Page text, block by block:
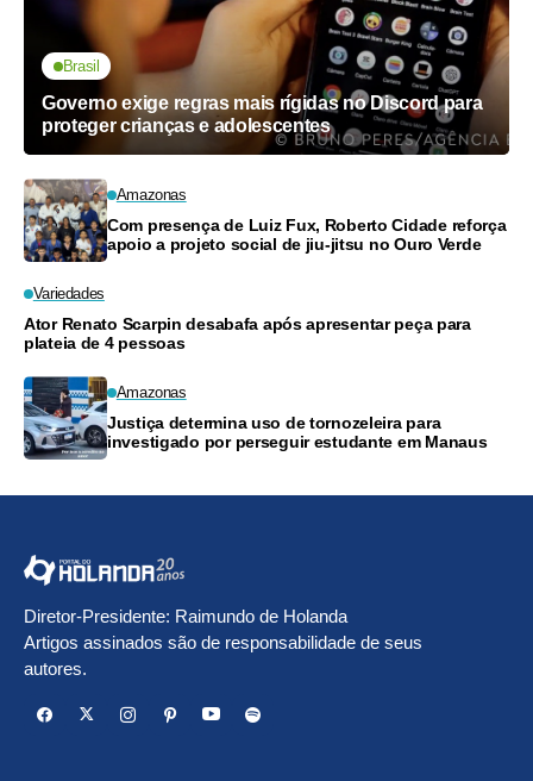
Brasil
Governo exige regras mais rígidas no Discord para
proteger crianças e adolescentes
Amazonas
Com presença de Luiz Fux, Roberto Cidade reforça
apoio a projeto social de jiu-jitsu no Ouro Verde
Variedades
Ator Renato Scarpin desabafa após apresentar peça para
plateia de 4 pessoas
Amazonas
Justiça determina uso de tornozeleira para
investigado por perseguir estudante em Manaus
Diretor-Presidente: Raimundo de Holanda
Artigos assinados são de responsabilidade de seus
autores.